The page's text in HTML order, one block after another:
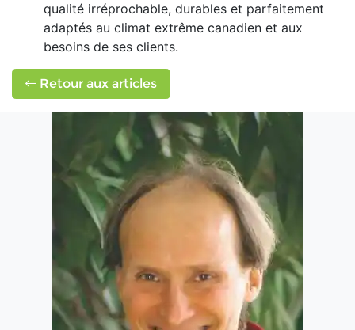
qualité irréprochable, durables et parfaitement
adaptés au climat extrême canadien et aux
besoins de ses clients.
Retour aux articles